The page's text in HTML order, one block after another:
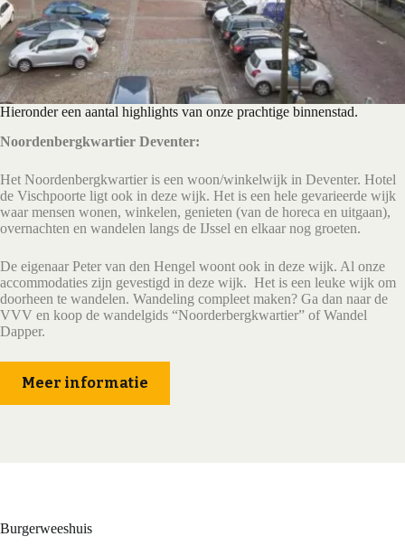
Hieronder een aantal highlights van onze prachtige binnenstad.
Noordenbergkwartier Deventer:
Het Noordenbergkwartier is een woon/winkelwijk in Deventer. Hotel
de Vischpoorte ligt ook in deze wijk. Het is een hele gevarieerde wijk
waar mensen wonen, winkelen, genieten (van de horeca en uitgaan),
overnachten en wandelen langs de IJssel en elkaar nog groeten.
De eigenaar Peter van den Hengel woont ook in deze wijk. Al onze
accommodaties zijn gevestigd in deze wijk. Het is een leuke wijk om
doorheen te wandelen. Wandeling compleet maken? Ga dan naar de
VVV en koop de wandelgids “Noorderbergkwartier” of Wandel
Dapper.
Meer informatie
Burgerweeshuis